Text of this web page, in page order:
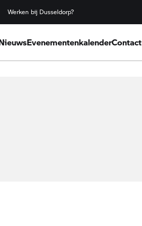
Werken bij Dusseldorp?
EvenementenkalenderContact